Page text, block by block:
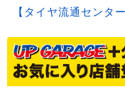
【タイヤ流通セン